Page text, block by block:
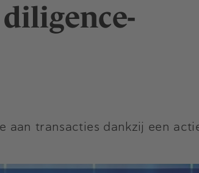
aan transacties dankzij een